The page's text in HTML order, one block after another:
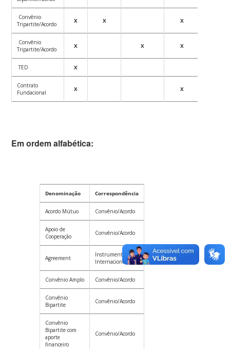
Convênio
Tripartite/Acordo
X X X
Convênio
Tripartite/Acordo
X X X
TED X
Contrato
Fundacional
X X
Em ordem alfabética:
Denominação Correspondência
Acordo Mútuo Convênio/Acordo
Apoio de
Cooperação
Convênio/Acordo
Agreement
Instrumento
Internacional
Convênio Amplo Convênio/Acordo
Convênio
Bipartite
Convênio/Acordo
Convênio
Bipartite com
aporte
financeiro
Convênio/Acordo